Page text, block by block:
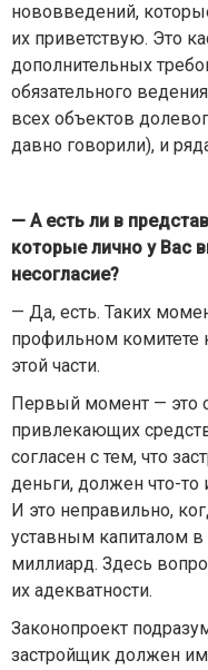
нововведений,
их приветствую. Это
дополнительных
обязательного
всех объектов
давно говорили), и
— А есть ли в
которые лично у Вас
несогласие?
— Да, есть. Таких
профильном комитете
этой части.
Первый момент — это
привлекающих
согласен с тем, что
деньги, должен что-то
И это неправильно,
уставным капиталом в
миллиард. Здесь
их адекватности.
Законопроект
застройщик должен